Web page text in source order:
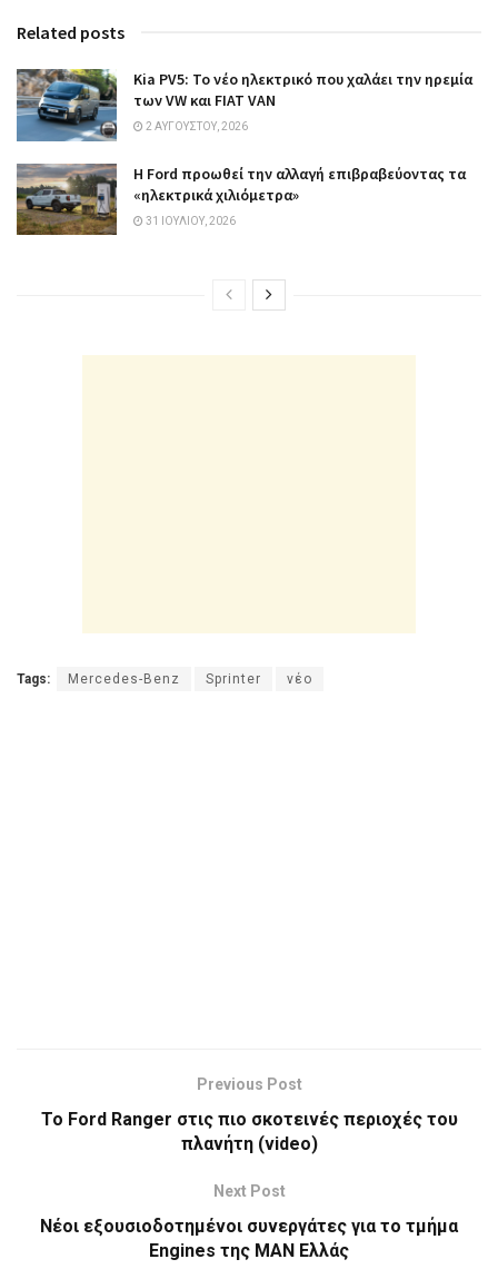
Related posts
Kia PV5: Το νέο ηλεκτρικό που χαλάει την ηρεμία
των VW και FIAT VAN
2 ΑΥΓΟΎΣΤΟΥ, 2026
Η Ford προωθεί την αλλαγή επιβραβεύοντας τα
«ηλεκτρικά χιλιόμετρα»
31 ΙΟΥΛΊΟΥ, 2026
Tags: Mercedes-Benz Sprinter νέο
Previous Post
Το Ford Ranger στις πιο σκοτεινές περιοχές του
πλανήτη (video)
Next Post
Νέοι εξουσιοδοτημένοι συνεργάτες για το τμήμα
Engines της MAN Ελλάς